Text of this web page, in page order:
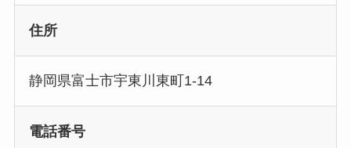
住所
静岡県富士市宇東川東町1-14
電話番号